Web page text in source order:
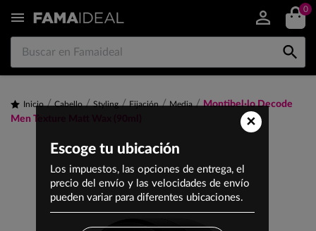
 0

Inicio Cabello Styling Fijación Media
Montibel·lo Decode
Men Texture Matt Wax (90ml)
×
Escoge tu ubicación
Los impuestos, las opciones de entrega, el
precio del envío y las velocidades de envío
pueden variar para diferentes ubicaciones.